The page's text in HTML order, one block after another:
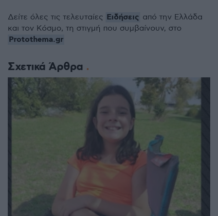
Σχετικά Άρθρα
Δείτε όλες τις τελευταίες Ειδήσεις από την Ελλάδα
και τον Κόσμο, τη στιγμή που συμβαίνουν, στο
Protothema.gr